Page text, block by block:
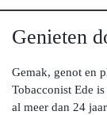
Genieten
Gemak, genot en
Tobacconist Ede
al meer dan 24